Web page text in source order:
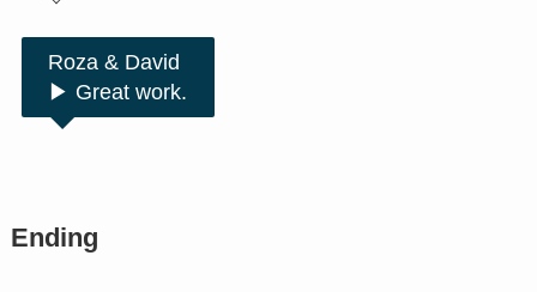
Roza & David
▶︎ Great work.
Ending